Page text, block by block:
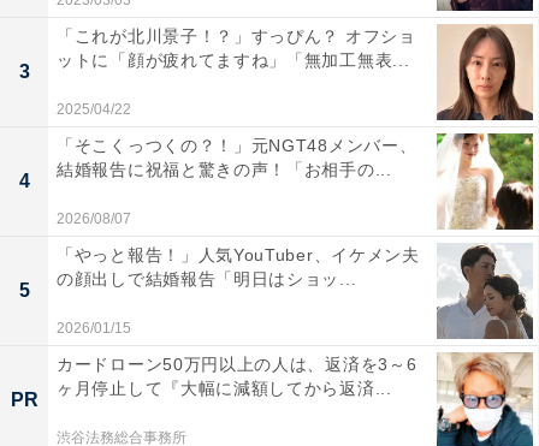
3
「これが北川景子！？」すっぴん？ オフショ
ットに「顔が疲れてますね」「無加工無表...
2025/04/22
4
「そこくっつくの？！」元NGT48メンバー、
結婚報告に祝福と驚きの声！「お相手の...
2026/08/07
5
「やっと報告！」人気YouTuber、イケメン夫
の顔出しで結婚報告「明日はショッ...
2026/01/15
PR
カードローン50万円以上の人は、返済を3～6
ヶ月停止して『大幅に減額してから返済...
渋谷法務総合事務所